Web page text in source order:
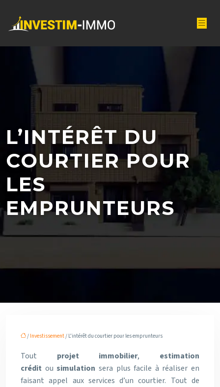
L’INTÉRÊT DU
COURTIER POUR
LES
EMPRUNTEURS
/ Investissement/ L’intérêt du courtier pour les emprunteurs
Tout projet immobilier, estimation
crédit ousimulation sera plus facile à réaliser en
faisant appel aux services d’un courtier. Tout de